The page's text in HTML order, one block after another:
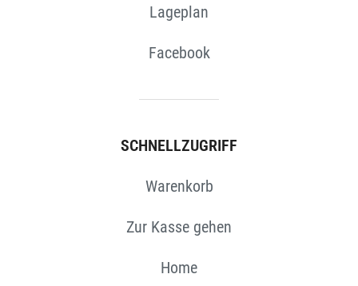
Lageplan
Facebook
SCHNELLZUGRIFF
Warenkorb
Zur Kasse gehen
Home